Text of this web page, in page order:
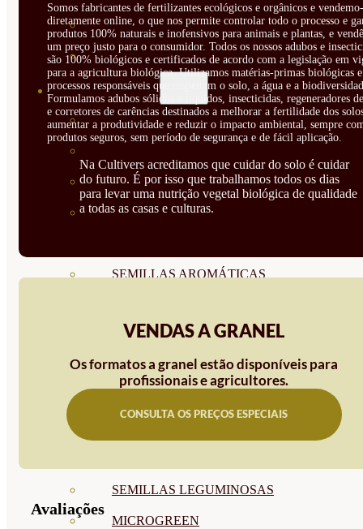
PLANTAS INTERIOR
GROWPUNCH
SEMILLAS
VER TODAS
HORTALIZA FRUTO
SEMILLAS HORTALIZA DE
SEMILLAS AROMÁTICAS
SEMILLAS FLORES
COMESTIBLES
SEMILLAS LEGUMINOSAS
MICROGREEN
Somos fabricantes de fertilizantes ecológicos e orgânicos e
diretamente online, o que nos permite controlar todo o processo e
produtos 100% naturais e inofensivos para animais e plantas, e
um preço justo para o consumidor. Todos os nossos adubos e
são 100% biológicos e certificados de acordo com a legislação em
para a agricultura biológica. Utilizamos matérias-primas biológicas e
processos responsáveis que respeitam o solo, a água e a
Formulamos adubos sólidos e líquidos, insecticidas, regeneradores
e corretores de carências destinados a melhorar a fertilidade dos
aumentar a produtividade e reduzir o impacto ambiental, sempre
produtos seguros, sem período de segurança e de fácil aplicação.
Na Cultivers acreditamos que cuidar do solo é cuidar
do futuro. É por isso que trabalhamos todos os dias
para levar uma nutrição vegetal biológica de qualidade
a todas as casas e culturas.
VENDAS A GRANEL
Os formatos a granel estão disponíveis para
profissionais e agricultores.
CONSULTA OS PREÇOS ESPECIAIS
Avaliações